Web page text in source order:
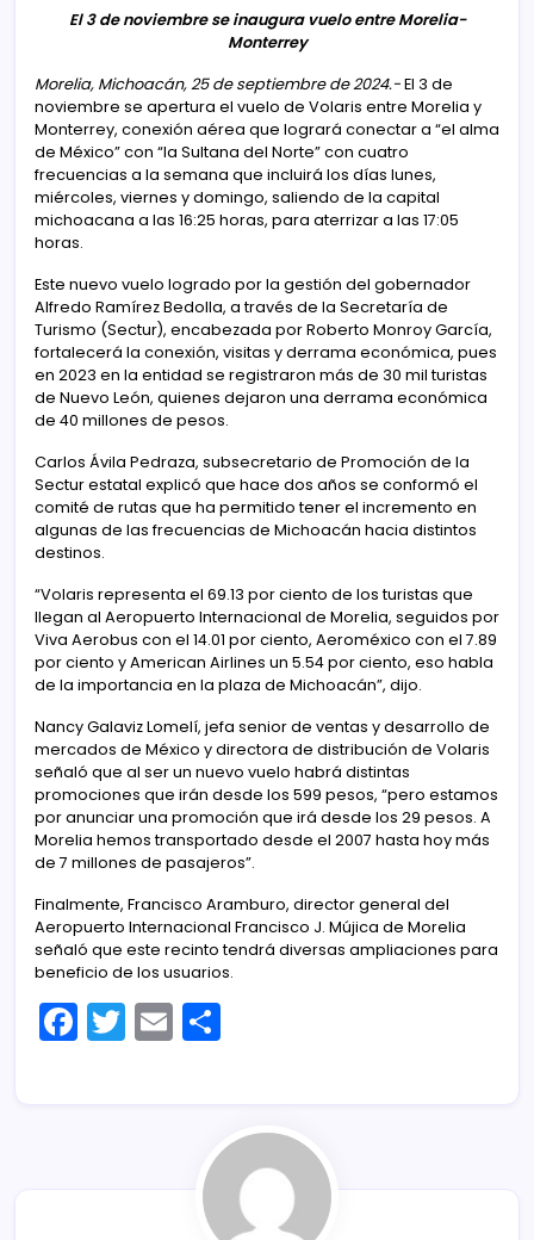
El 3 de noviembre se inaugura vuelo entre Morelia-
Monterrey
Morelia, Michoacán, 25 de septiembre de 2024.-El 3 de
noviembre se apertura el vuelo de Volaris entre Morelia y
Monterrey, conexión aérea que logrará conectar a “el alma
de México” con “la Sultana del Norte” con cuatro
frecuencias a la semana que incluirá los días lunes,
miércoles, viernes y domingo, saliendo de la capital
michoacana a las 16:25 horas, para aterrizar a las 17:05
horas.
Este nuevo vuelo logrado por la gestión del gobernador
Alfredo Ramírez Bedolla, a través de la Secretaría de
Turismo (Sectur), encabezada por Roberto Monroy García,
fortalecerá la conexión, visitas y derrama económica, pues
en 2023 en la entidad se registraron más de 30 mil turistas
de Nuevo León, quienes dejaron una derrama económica
de 40 millones de pesos.
Carlos Ávila Pedraza, subsecretario de Promoción de la
Sectur estatal explicó que hace dos años se conformó el
comité de rutas que ha permitido tener el incremento en
algunas de las frecuencias de Michoacán hacia distintos
destinos.
“Volaris representa el 69.13 por ciento de los turistas que
llegan al Aeropuerto Internacional de Morelia, seguidos por
Viva Aerobus con el 14.01 por ciento, Aeroméxico con el 7.89
por ciento y American Airlines un 5.54 por ciento, eso habla
de la importancia en la plaza de Michoacán”, dijo.
Nancy Galaviz Lomelí, jefa senior de ventas y desarrollo de
mercados de México y directora de distribución de Volaris
señaló que al ser un nuevo vuelo habrá distintas
promociones que irán desde los 599 pesos, “pero estamos
por anunciar una promoción que irá desde los 29 pesos. A
Morelia hemos transportado desde el 2007 hasta hoy más
de 7 millones de pasajeros”.
Finalmente, Francisco Aramburo, director general del
Aeropuerto Internacional Francisco J. Mújica de Morelia
señaló que este recinto tendrá diversas ampliaciones para
beneficio de los usuarios.
F
a
T
w
E
m
p
ar
tir